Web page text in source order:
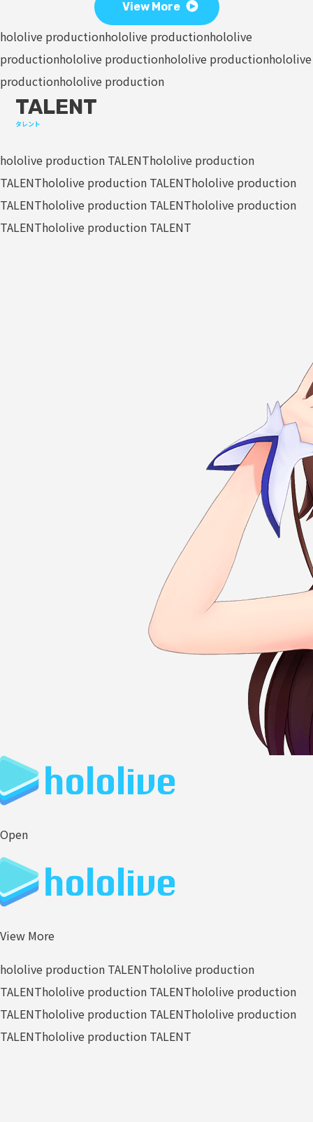
View More
hololive productionhololive productionhololive
productionhololive productionhololive productionhololive
productionhololive production
TALENT
タレント
hololive production TALENThololive production
TALENThololive production TALENThololive production
TALENThololive production TALENThololive production
TALENThololive production TALENT
Open
View More
hololive production TALENThololive production
TALENThololive production TALENThololive production
TALENThololive production TALENThololive production
TALENThololive production TALENT